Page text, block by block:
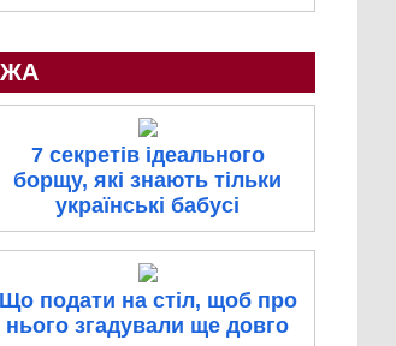
7 секретів ідеального
борщу, які знають тільки
українські бабусі
Що подати на стіл, щоб про
нього згадували ще довго